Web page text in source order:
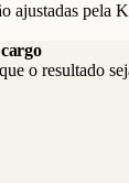
ajustadas pela
o resultado